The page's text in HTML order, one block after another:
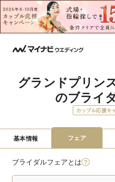
グランドプリン
のブライ
カップル応援キ
基本情報 フェア
ブライダルフェアとは